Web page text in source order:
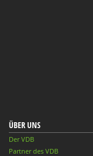
ÜBER UNS
Der VDB
Partner des VDB